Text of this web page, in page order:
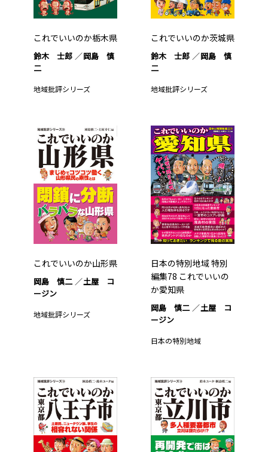
これでいいのか栃木県
鈴木 士郎
岡島 慎
二
地域批評シリーズ
これでいいのか茨城県
鈴木 士郎
岡島 慎
二
地域批評シリーズ
これでいいのか山形県
岡島 慎二
土屋 コ
ージン
地域批評シリーズ
日本の特別地域 特別
編集78 これでいいの
か愛知県
岡島 慎二
土屋 コ
ージン
日本の特別地域